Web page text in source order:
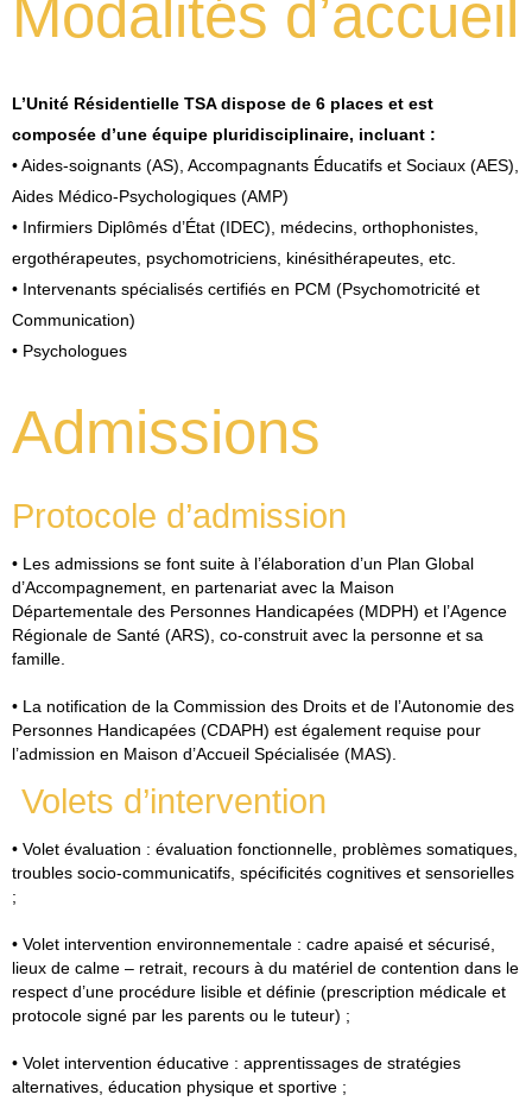
Modalités d’accueil
L’Unité Résidentielle TSA dispose de 6 places et est
composée d’une équipe pluridisciplinaire, incluant :
• Aides-soignants (AS), Accompagnants Éducatifs et Sociaux (AES),
Aides Médico-Psychologiques (AMP)
• Infirmiers Diplômés d’État (IDEC), médecins, orthophonistes,
ergothérapeutes, psychomotriciens, kinésithérapeutes, etc.
• Intervenants spécialisés certifiés en PCM (Psychomotricité et
Communication)
• Psychologues
Admissions
Protocole d’admission
• Les admissions se font suite à l’élaboration d’un Plan Global
d’Accompagnement, en partenariat avec la Maison
Départementale des Personnes Handicapées (MDPH) et l’Agence
Régionale de Santé (ARS), co-construit avec la personne et sa
famille.
• La notification de la Commission des Droits et de l’Autonomie des
Personnes Handicapées (CDAPH) est également requise pour
l’admission en Maison d’Accueil Spécialisée (MAS).
Volets d’intervention
• Volet évaluation : évaluation fonctionnelle, problèmes somatiques,
troubles socio-communicatifs, spécificités cognitives et sensorielles
;
• Volet intervention environnementale : cadre apaisé et sécurisé,
lieux de calme – retrait, recours à du matériel de contention dans le
respect d’une procédure lisible et définie (prescription médicale et
protocole signé par les parents ou le tuteur) ;
• Volet intervention éducative : apprentissages de stratégies
alternatives, éducation physique et sportive ;